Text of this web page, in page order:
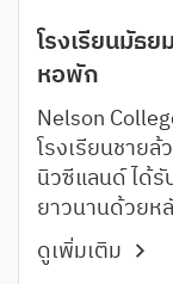
โรงเรียนมัธ
หอพัก
Nelson
โรงเรียนชาย
นิวซีแลนด์ ได้รั
ยาวนานด้วยห
สนับสนุนอย่างใ
ดูเพิ่มเติม